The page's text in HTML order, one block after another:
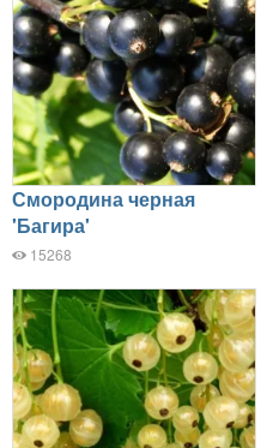
Смородина черная
'Багира'
15268